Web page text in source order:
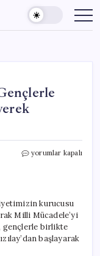
CHP
Birlikte
Anıtkabir’e
Yürüyerek
Atatürk’ü
yorumlar kapalı
kurucusu
Milli Mücadele’yi
gençlerle birlikte
başlayarak